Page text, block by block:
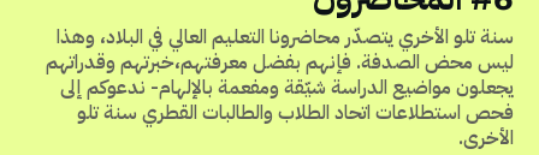
سنة تلو الأخري يتصدّر محاضرونا التعليم العالي في البلاد، وهذا
ليس محض الصدفة. فإنهم بفضل معرفتهم،خبرتهم وقدراتهم
يجعلون مواضيع الدراسة شيّقة ومفعمة بالإلهام- ندعوكم إلى
فحص استطلاعات اتحاد الطلاب والطالبات القطري سنة تلو
الأخرى.